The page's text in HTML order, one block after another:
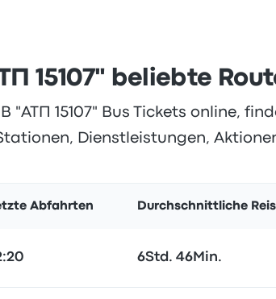
15107" beliebte
"АТП 15107" Bus Tickets online,
Dienstleistungen,
Abfahrten Durchschnittliche
6Std. 46Min.